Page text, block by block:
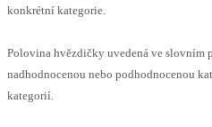
konkrétní kategorie.
Polovina hvězdičky uvedená ve slovním
nadhodnocenou nebo podhodnocenou
kategorií.